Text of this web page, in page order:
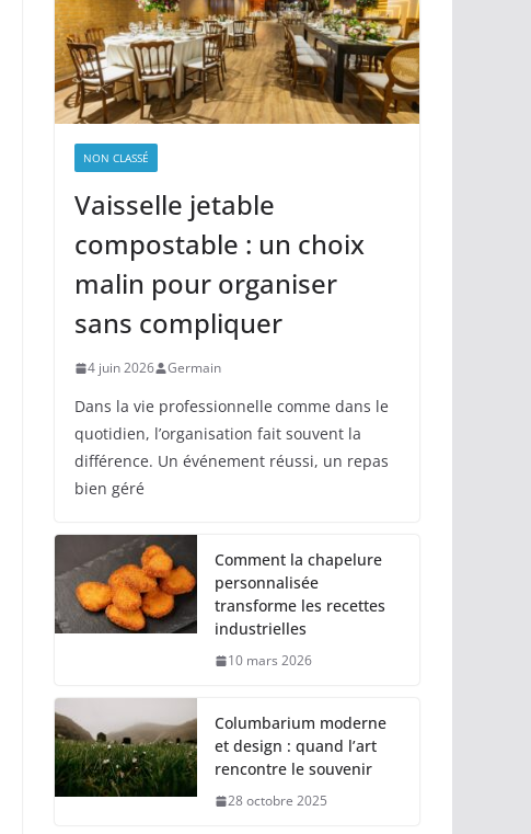
NON CLASSÉ
Vaisselle jetable
compostable : un choix
malin pour organiser
sans compliquer
4 juin 2026 Germain
Dans la vie professionnelle comme dans le
quotidien, l’organisation fait souvent la
différence. Un événement réussi, un repas
bien géré
Comment la chapelure
personnalisée
transforme les recettes
industrielles
10 mars 2026
Columbarium moderne
et design : quand l’art
rencontre le souvenir
28 octobre 2025